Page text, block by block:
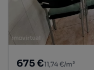
675 €11,74 €/m²